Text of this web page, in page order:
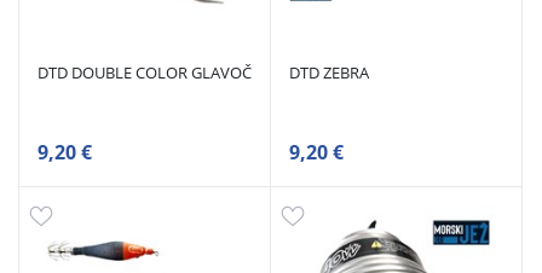
DTD DOUBLE COLOR GLAVOČ
9,20 €
DTD ZEBRA
9,20 €